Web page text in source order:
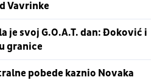
Vavrinke
je svoj G.O.A.T. dan: Đoković i
granice
pobede kaznio Novaka